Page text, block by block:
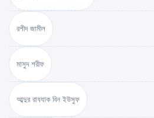
রশীদ জামীল
মাসুদ শরীফ
আব্দুর রাযযাক বিন ইউসুফ